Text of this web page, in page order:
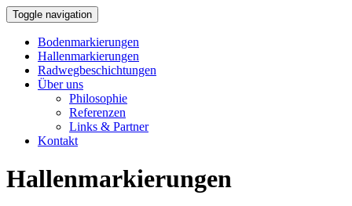
Toggle navigation
Bodenmarkierungen
Hallenmarkierungen
Radwegbeschichtungen
Über uns
Philosophie
Referenzen
Links & Partner
Kontakt
Hallenmarkierungen